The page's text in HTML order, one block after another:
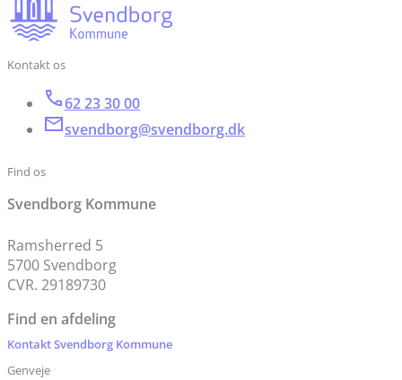
Kontakt os
62 23 30 00
svendborg@svendborg.dk
Find os
Svendborg Kommune
Ramsherred 5
5700 Svendborg
CVR. 29189730
Find en afdeling
Kontakt Svendborg Kommune
Genveje